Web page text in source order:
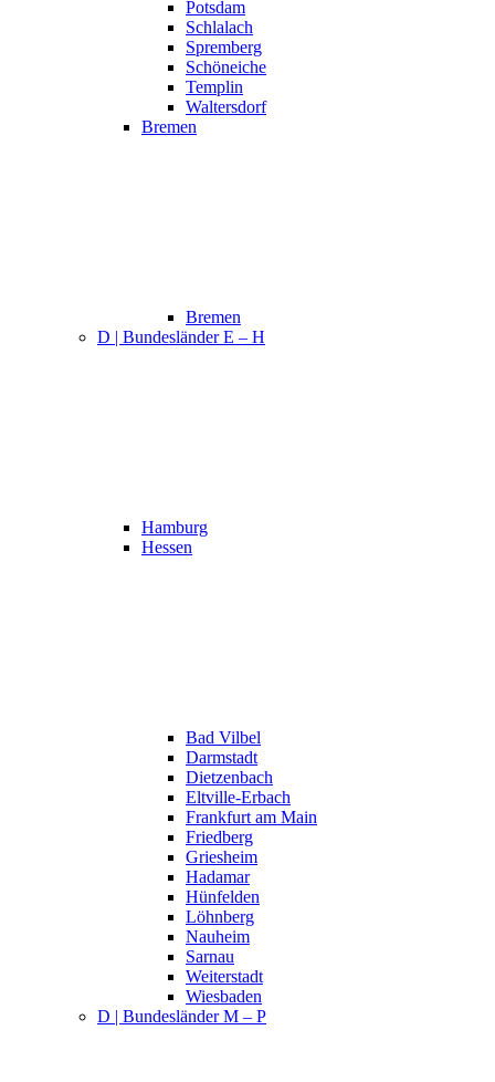
Potsdam
Schlalach
Spremberg
Schöneiche
Templin
Waltersdorf
Bremen
Bremen
D | Bundesländer E – H
Hamburg
Hessen
Bad Vilbel
Darmstadt
Dietzenbach
Eltville-Erbach
Frankfurt am Main
Friedberg
Griesheim
Hadamar
Hünfelden
Löhnberg
Nauheim
Sarnau
Weiterstadt
Wiesbaden
D | Bundesländer M – P